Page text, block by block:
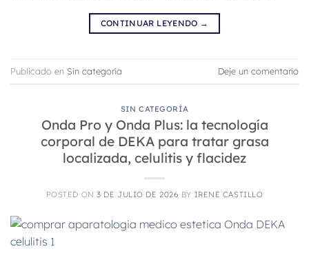
CONTINUAR LEYENDO →
Publicado en Sin categoría Deje un comentario
SIN CATEGORÍA
Onda Pro y Onda Plus: la tecnología
corporal de DEKA para tratar grasa
localizada, celulitis y flacidez
POSTED ON3 DE JULIO DE 2026 BY IRENE CASTILLO